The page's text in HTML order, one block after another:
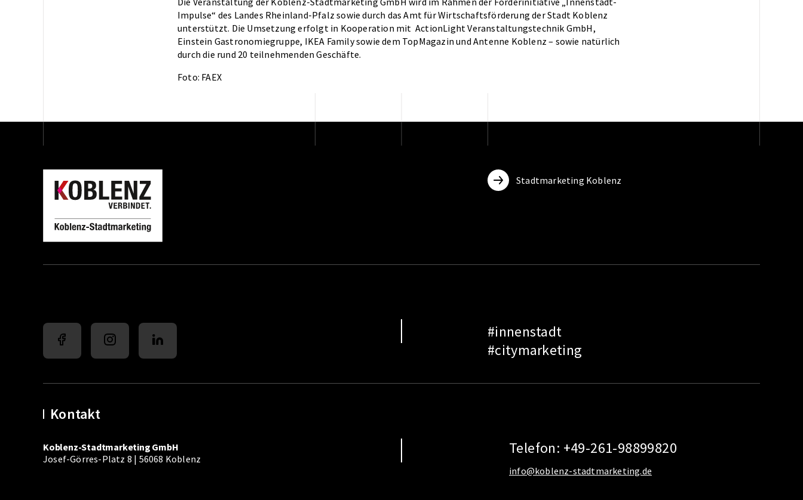
Impulse“ des Landes Rheinland-Pfalz sowie durch das Amt für Wirtschaftsförderung der Stadt Koblenz
unterstützt. Die Umsetzung erfolgt in Kooperation mit ActionLight Veranstaltungstechnik GmbH,
Einstein Gastronomiegruppe, IKEA Family sowie dem TopMagazin und Antenne Koblenz – sowie natürlich
durch die rund 20 teilnehmenden Geschäfte.
Foto: FAEX
Stadtmarketing Koblenz
#innenstadt
#citymarketing
Kontakt
Koblenz-Stadtmarketing GmbH
Josef-Görres-Platz 8 | 56068 Koblenz
Telefon: +49-261-98899820
info@koblenz-stadtmarketing.de